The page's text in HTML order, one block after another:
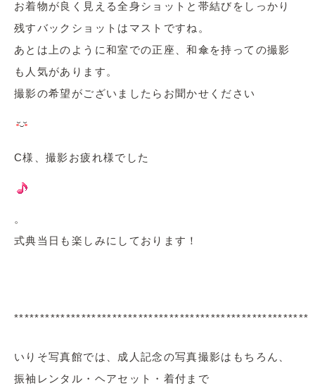
お着物が良く見える全身ショットと帯結びをしっかり
残すバックショットはマストですね。
あとは上のように和室での正座、和傘を持っての撮影
も人気があります。
撮影の希望がございましたらお聞かせください
C様、撮影お疲れ様でした
。
式典当日も楽しみにしております！
*********************************************************
いりそ写真館では、成人記念の写真撮影はもちろん、
振袖レンタル・ヘアセット・着付まで